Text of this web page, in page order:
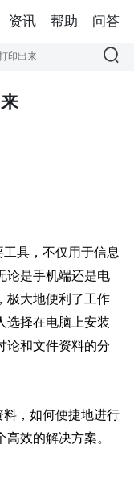
印出来
具，不仅用于信息
论是手机端还是电
极大地便利了工作
选择在电脑上安装
论和文件资料的分
，如何便捷地进行
效的解决方案。
资讯 帮助 问答